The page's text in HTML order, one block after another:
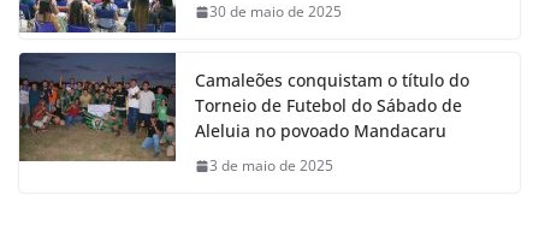
30 de maio de 2025
Camaleões conquistam o título do
Torneio de Futebol do Sábado de
Aleluia no povoado Mandacaru
3 de maio de 2025